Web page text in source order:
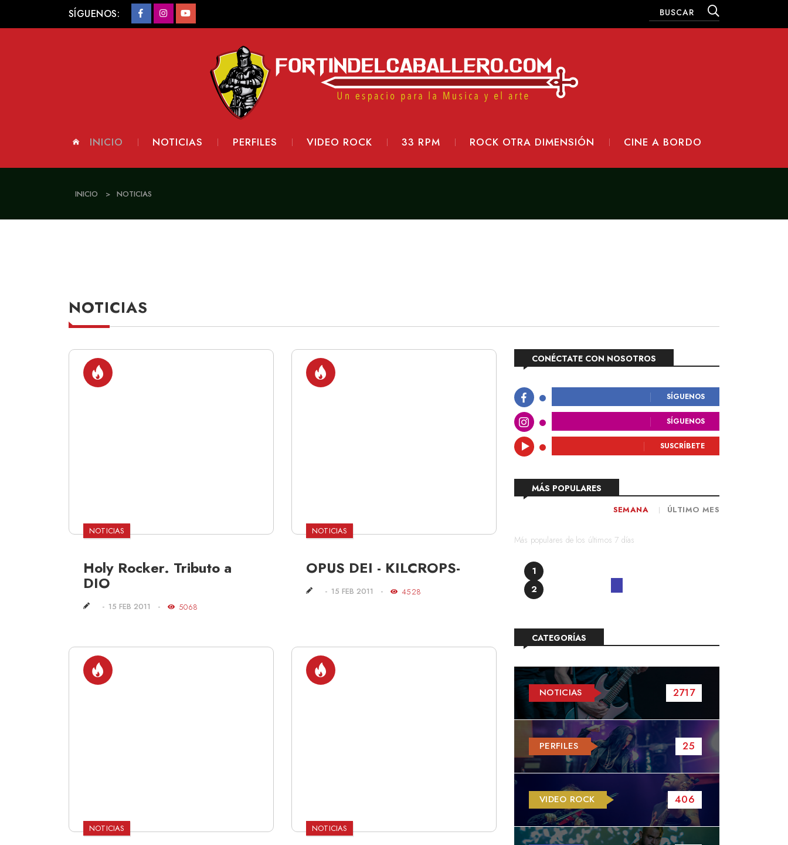
SÍGUENOS:
INICIO NOTICIAS PERFILES VIDEO ROCK 33 RPM ROCK OTRA DIMENSIÓN CINE A BORDO
INICIO > NOTICIAS
NOTICIAS
NOTICIAS
Holy Rocker. Tributo a
DIO
15 FEB 2011 5068
NOTICIAS
OPUS DEI - KILCROPS-
15 FEB 2011 4528
NOTICIAS NOTICIAS
CONÉCTATE CON NOSOTROS
SÍGUENOS
SÍGUENOS
SUSCRÍBETE
MÁS POPULARES
SEMANA ÚLTIMO MES
Más populares de los últimos 7 días
1
2
CATEGORÍAS
NOTICIAS 2717
PERFILES 25
VIDEO ROCK 406